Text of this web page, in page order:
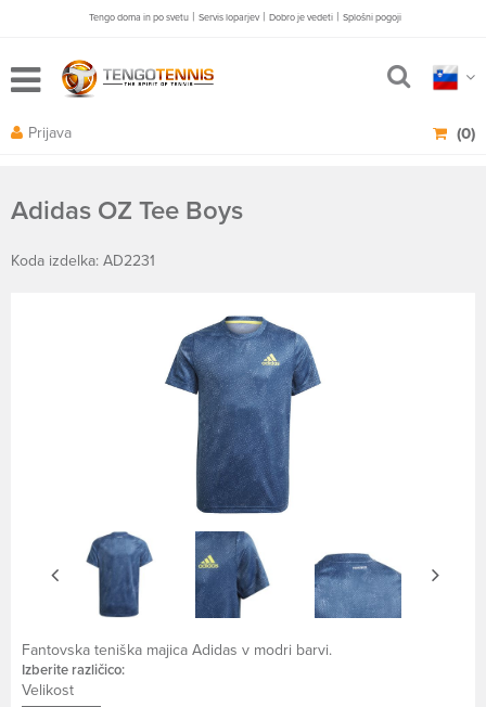
Tengo doma in po svetu | Servis loparjev | Dobro je vedeti | Splošni pogoji
(0)
Prijava
Adidas OZ Tee Boys
Koda izdelka: AD2231
Fantovska teniška majica Adidas v modri barvi.
Izberite različico:
Velikost